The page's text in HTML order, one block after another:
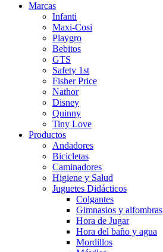
Marcas
Infanti
Maxi-Cosi
Playgro
Bebitos
GTS
Safety 1st
Fisher Price
Nathor
Disney
Quinny
Tiny Love
Productos
Andadores
Bicicletas
Caminadores
Higiene y Salud
Juguetes Didácticos
Colgantes
Gimnasios y alfombras
Hora de Jugar
Hora del baño y agua
Mordillos